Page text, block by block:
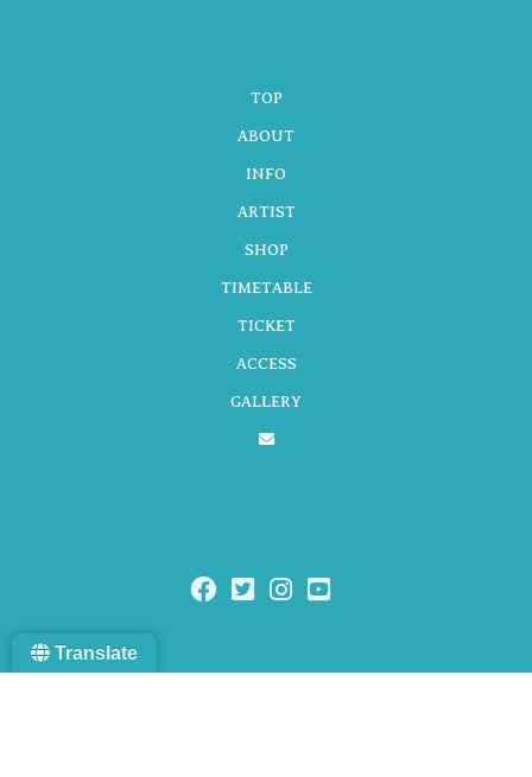
TOP
ABOUT
INFO
ARTIST
SHOP
TIMETABLE
TICKET
ACCESS
GALLERY
Translate